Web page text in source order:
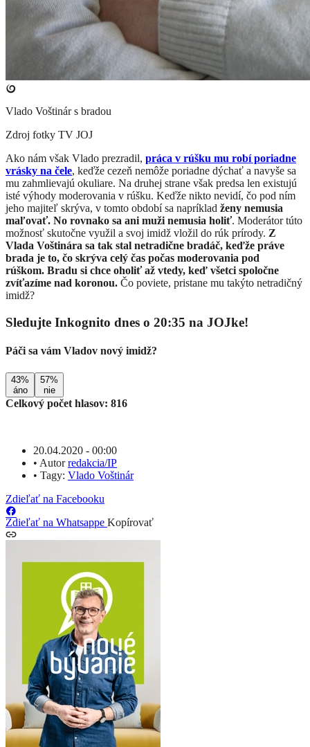
Vlado Voštinár s bradou
Zdroj fotky TV JOJ
​Ako nám však Vlado prezradil, práca v rúšku mu robí poriadne
vrásky na čele, keďže cezeň nemôže poriadne dýchať a navyše sa
mu zahmlievajú okuliare. Na druhej strane však predsa len existujú
isté výhody moderovania v rúšku. Keďže nikto nevidí, čo pod ním
jeho majiteľ skrýva, v tomto období sa napríklad ženy nemusia
maľovať. No rovnako sa ani muži nemusia holiť. Moderátor túto
možnosť skutočne využil a svoj imidž vložil do rúk prírody. Z
Vlada Voštinára sa tak stal netradične bradáč, keďže práve
brada je to, čo skrýva celý čas počas moderovania pod
rúškom. Bradu si chce oholiť až vtedy, keď všetci spoločne
zvíťazíme nad koronou. Čo poviete, pristane mu takýto netradičný
imidž?
Sledujte Inkognito dnes o 20:35 na JOJke!
Páči sa vám Vladov nový imidž?
43%
áno
57%
nie
Celkový počet hlasov: 816
20.04.2020 - 00:00
• Autorredakcia/IP
• Tagy: Vlado Voštinár
Zdieľať na Facebooku
Zdieľať na Whatsappe Kopírovať